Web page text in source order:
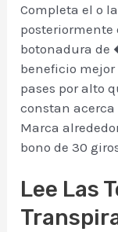
Completa el o
posteriormente
botonadura de
beneficio
pases por alto
constan acerca
Marca
bono de 30
Lee Las